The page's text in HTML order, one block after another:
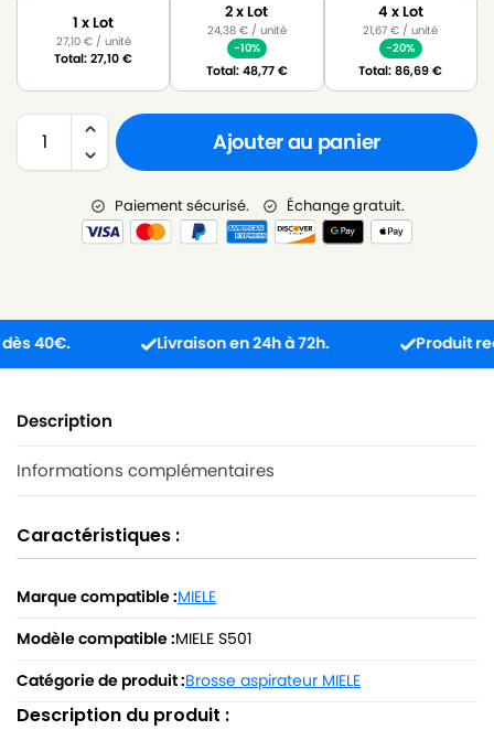
1 x Lot
27,10 €/ unité
Total:27,10€
2 x Lot
24,38 €/ unité
-10%
Total:48,77€
4 x Lot
21,67€ / unité
-20%
Total:86,69€
Ajouter au panier
Paiement sécurisé. Échange gratuit.
Livraison en 24h à 72h. Produit reçu
Description
Informations complémentaires
Caractéristiques :
Marque compatible :MIELE
Modèle compatible :MIELE S501
Catégorie de produit :Brosse aspirateur MIELE
Description du produit :